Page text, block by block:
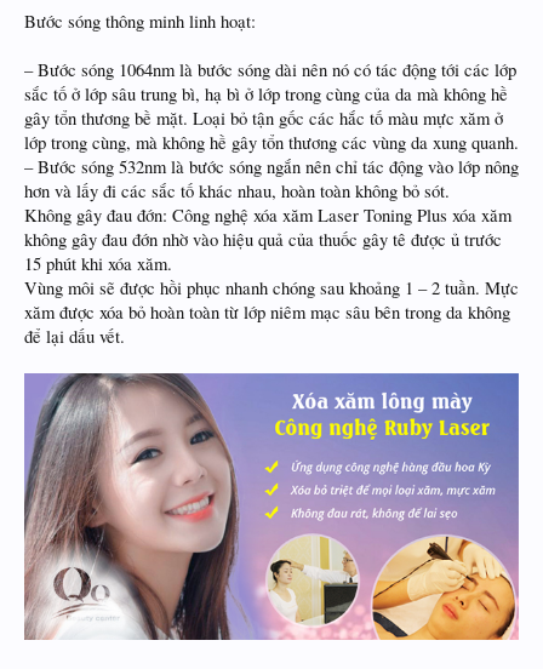
Bước sóng thông minh linh hoạt:
– Bước sóng 1064nm là bước sóng dài nên nó có tác động tới các lớp
sắc tố ở lớp sâu trung bì, hạ bì ở lớp trong cùng của da mà không hề
gây tổn thương bề mặt. Loại bỏ tận gốc các hắc tố màu mực xăm ở
lớp trong cùng, mà không hề gây tổn thương các vùng da xung quanh.
– Bước sóng 532nm là bước sóng ngắn nên chỉ tác động vào lớp nông
hơn và lấy đi các sắc tố khác nhau, hoàn toàn không bỏ sót.
Không gây đau đớn: Công nghệ xóa xăm Laser Toning Plus xóa xăm
không gây đau đớn nhờ vào hiệu quả của thuốc gây tê được ủ trước
15 phút khi xóa xăm.
Vùng môi sẽ được hồi phục nhanh chóng sau khoảng 1 – 2 tuần. Mực
xăm được xóa bỏ hoàn toàn từ lớp niêm mạc sâu bên trong da không
để lại dấu vết.